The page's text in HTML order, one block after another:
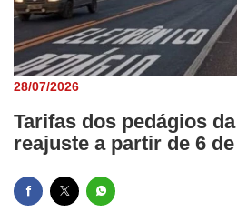
28/07/2026
Tarifas dos pedágios
reajuste a partir de 6